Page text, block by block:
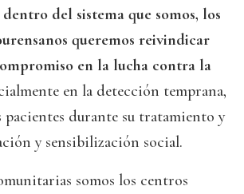
del sistema que somos, los
queremos reivindicar
en la lucha contra la
en la detección temprana,
pacientes durante su tratamiento y
y sensibilización social.
somos los centros